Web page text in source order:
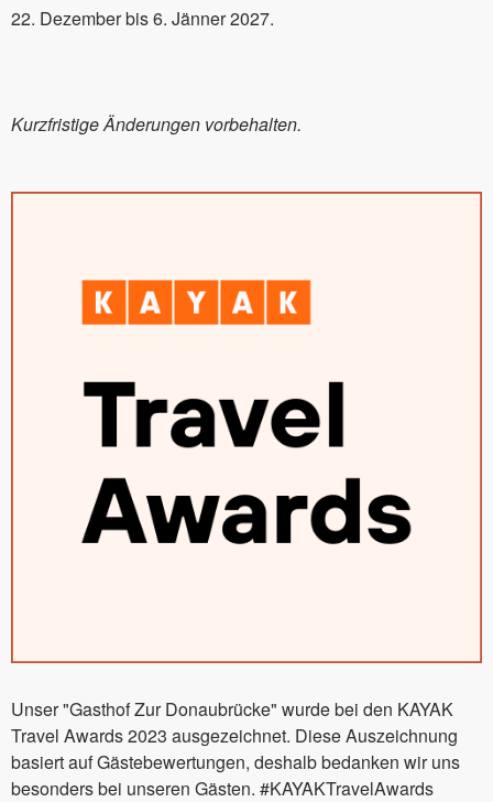
22. Dezember bis 6. Jänner 2027.
Kurzfristige Änderungen vorbehalten.
Unser "Gasthof Zur Donaubrücke" wurde bei den KAYAK
Travel Awards 2023 ausgezeichnet. Diese Auszeichnung
basiert auf Gästebewertungen, deshalb bedanken wir uns
besonders bei unseren Gästen. #KAYAKTravelAwards